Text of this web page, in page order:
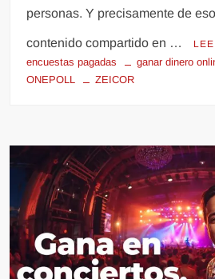
personas. Y precisamente de
contenido compartido en …
encuestas pagadas ganar dinero
ONEPOLL
ZEICOR